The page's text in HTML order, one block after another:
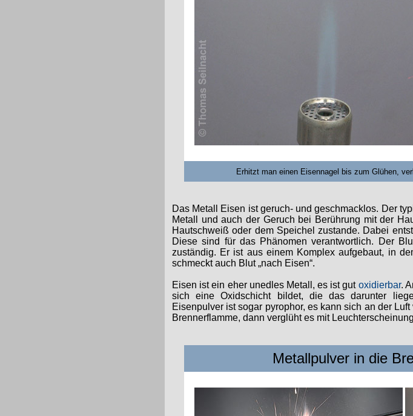
Erhitzt man einen Eisennagel bis zum Glühen,
Das Metall Eisen ist geruch- und geschmacklos. Der
Metall und auch der Geruch bei Berührung mit der
Hautschweiß oder dem Speichel zustande. Dabei
Diese sind für das Phänomen verantwortlich. Der
zuständig. Er ist aus einem Komplex aufgebaut, in
schmeckt auch Blut „nach Eisen“.
Eisen ist ein eher unedles Metall, es ist gut oxidierbar.
sich eine Oxidschicht bildet, die das darunter
Eisenpulver ist sogar pyrophor, es kann sich an der
Brennerflamme, dann verglüht es mit
Metallpulver in die